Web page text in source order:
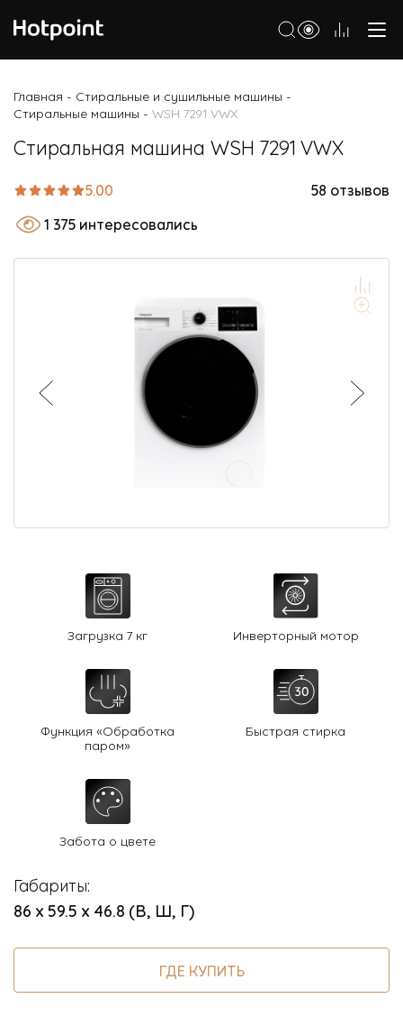
Морозильные камеры
Стиральные и сушильные машины
Посудомоечные машины
Варочные панели
Духовые шкафы
Микроволновые печи
Малая бытовая техника
8 800 3333 887
Главная - Стиральные и сушильные машины -
Стиральные машины - WSH 7291 VWX
Стиральная машина WSH 7291 VWX
5.00
58 отзывов
1 375 интересовались
Загрузка 7 кг Инверторный мотор
Функция «Обработка
паром»
Быстрая стирка
Забота о цвете
Габариты:
86 х 59.5 х 46.8 (В, Ш, Г)
ГДЕ КУПИТЬ